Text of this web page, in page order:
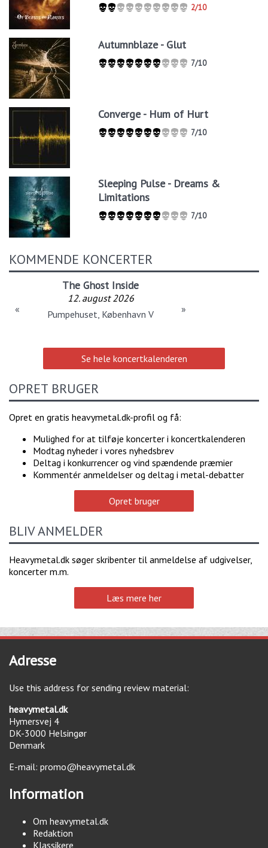
2/10
Autumnblaze - Glut
7/10
Converge - Hum of Hurt
7/10
Sleeping Pulse - Dreams &
Limitations
7/10
KOMMENDE KONCERTER
The Ghost Inside
12. august 2026
Pumpehuset, København V
« »
Se hele koncertkalenderen
OPRET BRUGER
Opret en gratis heavymetal.dk-profil og få:
Mulighed for at tilføje koncerter i koncertkalenderen
Modtag nyheder i vores nyhedsbrev
Deltag i konkurrencer og vind spændende præmier
Kommentér anmeldelser og deltag i metal-debatter
Opret bruger
BLIV ANMELDER
Heavymetal.dk søger skribenter til anmeldelse af udgivelser,
koncerter m.m.
Læs mere her
Adresse
Use this address for sending review material:
heavymetal.dk
Hymersvej 4
DK-3000 Helsingør
Denmark
E-mail: promo@heavymetal.dk
Information
Om heavymetal.dk
Redaktion
Klassikere